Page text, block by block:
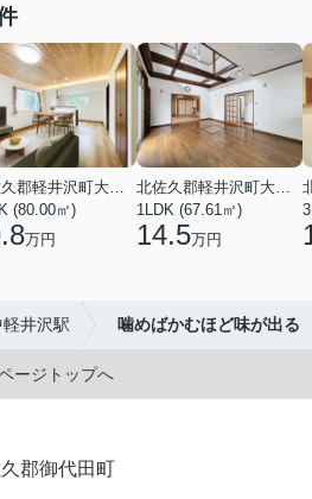
北佐久郡軽井沢町大字長倉
(80.00㎡)
万円
北佐久郡軽井沢町大字長倉
1LDK (67.61㎡)
14.5万円
軽井沢駅 噛めばかむほど味が出る
ージトップへ
郡御代田町